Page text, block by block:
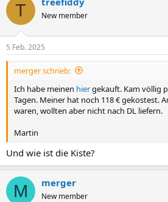
T New member
5 Feb. 2025
merger schrieb:
Ich habe meinen hiergekauft. Kam völlig
Tagen. Meiner hat noch 118 € gekostest.
waren, wollten aber nicht nach DL liefern.
Martin
Und wie ist die Kiste?
M merger
New member